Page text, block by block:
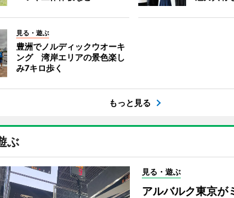
見る・遊ぶ
豊洲でノルディックウオーキ
ング 湾岸エリアの景色楽し
み7キロ歩く
もっと見る
ぶ
見る・遊ぶ
アルバルク東京が